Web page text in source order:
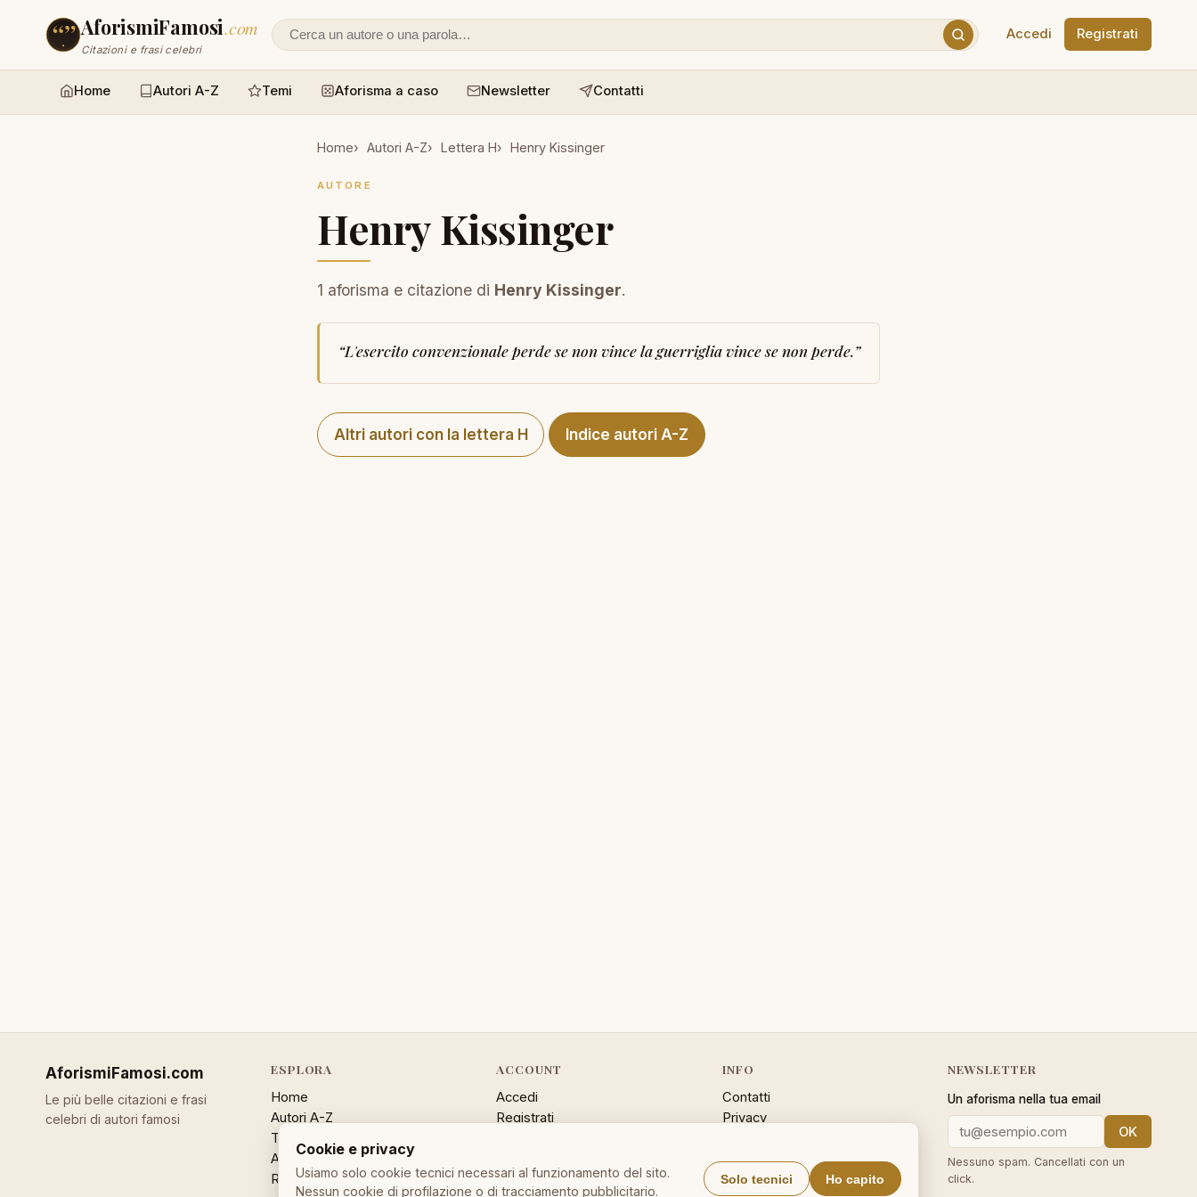
AforismiFamosi.com
Citazioni e frasi celebri Cerca un autore o un aforisma
Accedi Registrati
Home Autori A-Z Temi Aforisma a caso Newsletter Contatti
Home Autori A-Z Lettera H Henry Kissinger
AUTORE
Henry Kissinger
1 aforisma e citazione di Henry Kissinger.
“L'esercito convenzionale perde se non vince la guerriglia vince se non perde.”
Altri autori con la lettera H Indice autori A-Z
AforismiFamosi.com
Le più belle citazioni e frasi
celebri di autori famosi
ESPLORA
Home
Autori A-Z
Temi
Aforisma a caso
Ricerca
ACCOUNT
Accedi
Registrati
INFO
Contatti
Privacy
Sitemap
NEWSLETTER
Un aforisma nella tua email
OK
Nessuno spam. Cancellati con un
click.
Cookie e privacy
Usiamo solo cookie tecnici necessari al funzionamento del sito.
Nessun cookie di profilazione o di tracciamento pubblicitario.
Solo tecnici Ho capito